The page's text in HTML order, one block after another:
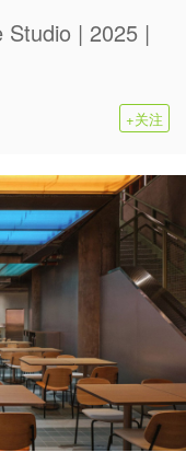
Studio | 2025 |
+关注